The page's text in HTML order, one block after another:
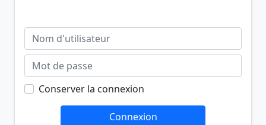
Conserver la connexion
Connexion